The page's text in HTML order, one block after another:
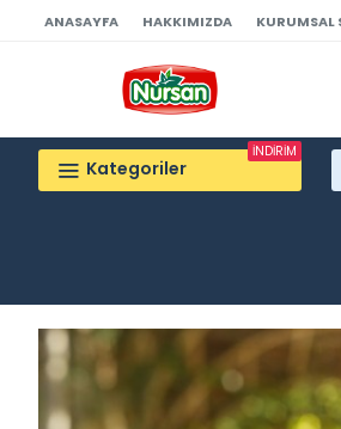
ANASAYFA HAKKIMIZDA KURUMSAL
Kategoriler
İNDİRİM